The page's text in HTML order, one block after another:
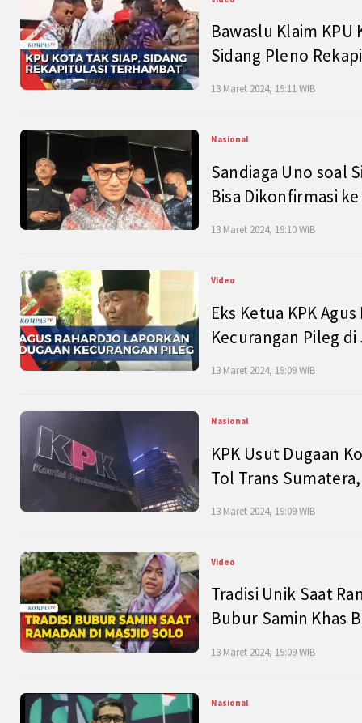
Bawaslu Klaim
Sidang Pleno
13 Maret 2024, 19:11 WIB
Nasional
Sandiaga Uno soal
Bisa Dikonfirmasi
13 Maret 2024, 19:10 WIB
Video
Eks Ketua KPK
Kecurangan Pileg
13 Maret 2024, 19:09 WIB
Nasional
KPK Usut Dugaan
Tol Trans
13 Maret 2024, 19:09 WIB
Video
Tradisi Unik Saat
Bubur Samin Khas
13 Maret 2024, 19:09 WIB
Nasional